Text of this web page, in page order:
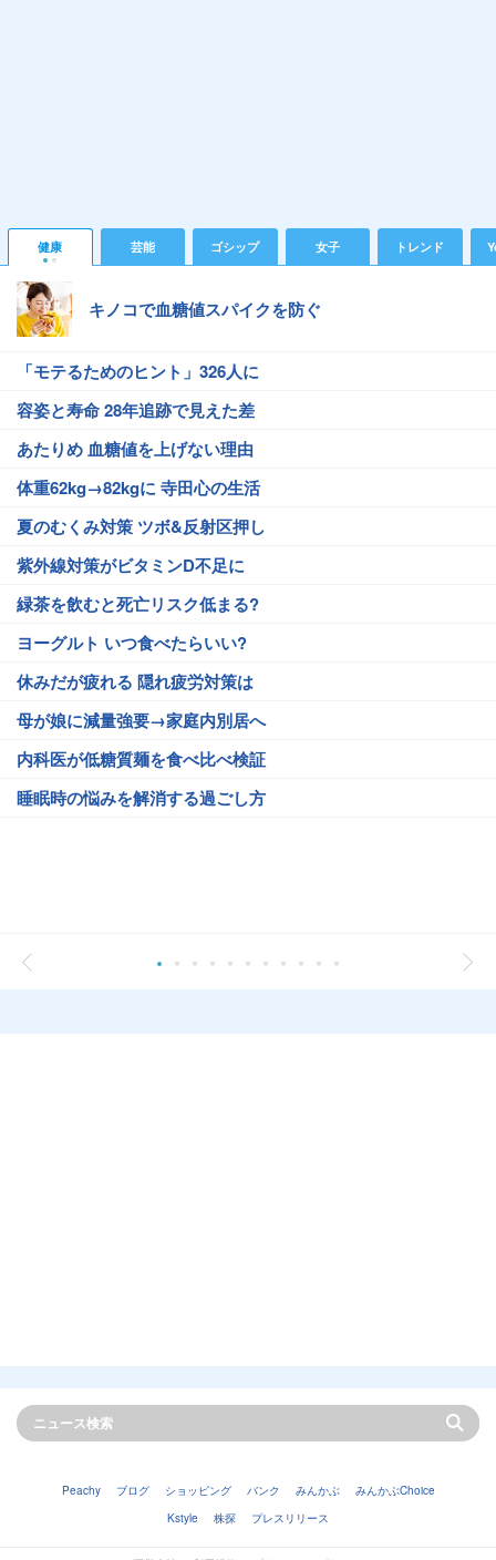
健康 芸能 ゴシップ 女子 トレンド
キノコで血糖値スパイクを防ぐ
「モテるためのヒント」326人に
容姿と寿命 28年追跡で見えた差
あたりめ 血糖値を上げない理由
体重62kg→82kgに 寺田心の生活
夏のむくみ対策 ツボ&反射区押し
紫外線対策がビタミンD不足に
緑茶を飲むと死亡リスク低まる?
ヨーグルト いつ食べたらいい?
休みだが疲れる 隠れ疲労対策は
母が娘に減量強要→家庭内別居へ
内科医が低糖質麺を食べ比べ検証
睡眠時の悩みを解消する過ごし方
Peachy ブログ ショッピング バンク みんかぶ
みんかぶChoice
Kstyle
株探 プレスリリース